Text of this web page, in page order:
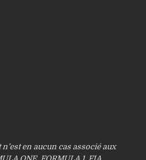
en aucun cas associé aux